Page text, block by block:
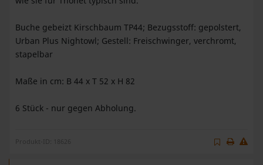
Buche gebeizt Kirschbaum TP44; Bezugsstoff: gepolstert,
Urban Plus Nightowl; Gestell: Freischwinger, verchromt,
stapelbar
Maße in cm: B 44 x T 52 x H 82
6 Stück - nur gegen Abholung.
Produkt-ID: 18626